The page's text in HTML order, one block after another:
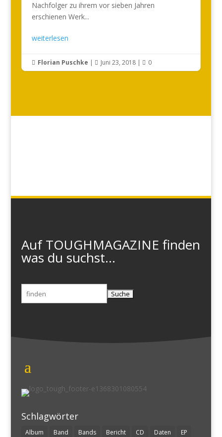
Nachfolger zu ihrem vor sieben Jahren
erschienen Werk...
weiterlesen
 Florian Puschke |  Juni 23, 2018|  0
Auf TOUGHMAGAZINE finden
was du suchst...
Suchen
nach:
Schlagwörter
Album Band Bands Bericht CD Daten EP